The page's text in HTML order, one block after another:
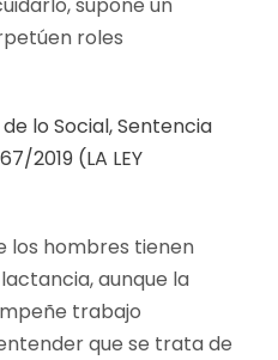
supone un
roles
lo Social, Sentencia
2019 (LA LEY
los hombres tienen
aunque la
trabajo
que se trata de